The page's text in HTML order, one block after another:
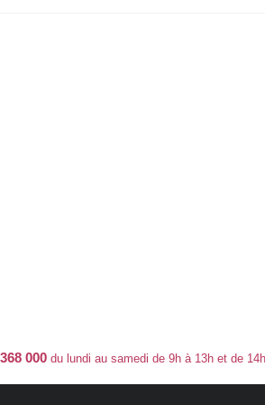
000du lundi au samedi de 9h à 13h et de